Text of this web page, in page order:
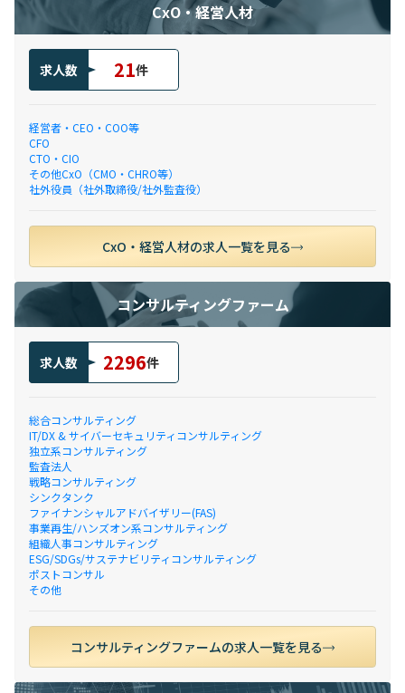
CxO・経営人材
求人数 21件
経営者・CEO・COO等
CFO
CTO・CIO
その他CxO（CMO・CHRO等）
社外役員（社外取締役/社外監査役）
CxO・経営人材の求人一覧を見る
コンサルティングファーム
求人数 2296件
総合コンサルティング
IT/DX & サイバーセキュリティコンサルティング
独立系コンサルティング
監査法人
戦略コンサルティング
シンクタンク
ファイナンシャルアドバイザリー(FAS)
事業再生/ハンズオン系コンサルティング
組織人事コンサルティング
ESG/SDGs/サステナビリティコンサルティング
ポストコンサル
その他
コンサルティングファームの求人一覧を見る